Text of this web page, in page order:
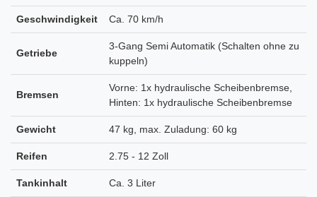
Geschwindigkeit Ca. 70 km/h
Getriebe
3-Gang Semi Automatik (Schalten ohne zu
kuppeln)
Bremsen
Vorne: 1x hydraulische Scheibenbremse,
Hinten: 1x hydraulische Scheibenbremse
Gewicht 47 kg, max. Zuladung: 60 kg
Reifen 2.75 - 12 Zoll
Tankinhalt Ca. 3 Liter